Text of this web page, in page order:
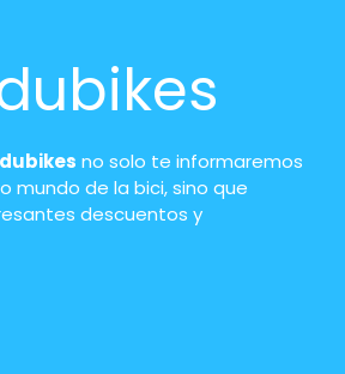
no solo te informaremos
mundo de la bici, sino que
descuentos y